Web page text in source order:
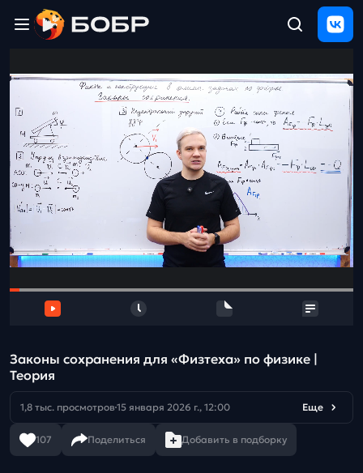
ЩЕЛЧОК
2026
Полезные
материалы
Проверка
сочинений
Тех
поддержка
и
Законы сохранения для «Физтеха» по физике |
Теория
1,8 тыс. просмотров 15 января 2026 г., 12:00 Еще
107 Поделиться Добавить в подборку